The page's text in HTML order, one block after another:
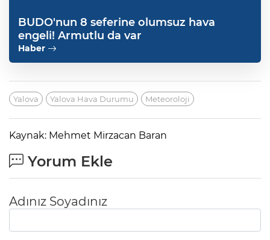
BUDO'nun 8 seferine olumsuz hava
engeli! Armutlu da var
Haber
Yalova Yalova Hava Durumu Meteoroloji
Kaynak: Mehmet Mirzacan Baran
Yorum Ekle
Adınız Soyadınız